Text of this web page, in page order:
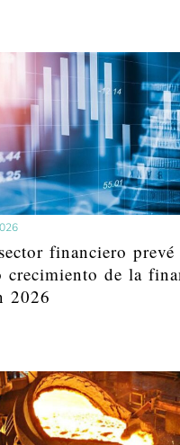
financiero prevé
crecimiento de la
2026